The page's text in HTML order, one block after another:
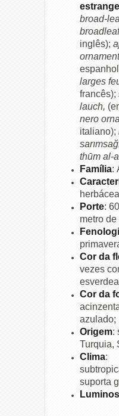
broad-
inglês);
larges
francês);
lauch,
nero
italiano);
thūm al-
Família:
Porte:
metro de
Cor da
vezes
Cor da
azulado;
Origem:
Turquia,
Clima:
suporta